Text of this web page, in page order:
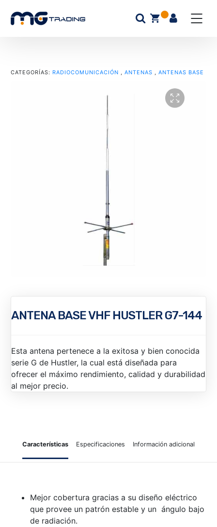
CATEGORÍAS: RADIOCOMUNICACIÓN ,ANTENAS ,ANTENAS BASE
ANTENA BASE VHF HUSTLER G7-144
Esta antena pertenece a la exitosa y bien conocida
serie G de Hustler, la cual está diseñada para
ofrecer el máximo rendimiento, calidad y durabilidad
al mejor precio.
Características Especificaciones Información adicional
Mejor cobertura gracias a su diseño eléctrico
que provee un patrón estable y un ángulo bajo
de radiación.